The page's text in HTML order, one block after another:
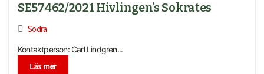
SE57462/2021 Hivlingen’s Sokrates
Södra
Kontaktperson: Carl Lindgren...
Läs mer